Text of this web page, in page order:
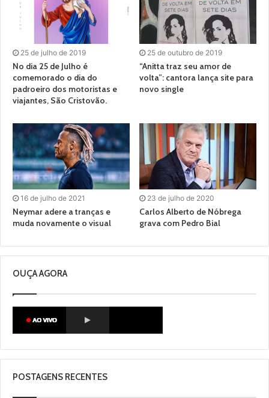
25 de julho de 2019
No dia 25 de Julho é
comemorado o dia do
padroeiro dos motoristas e
viajantes, São Cristovão.
25 de outubro de 2019
“Anitta traz seu amor de
volta”: cantora lança site para
novo single
16 de julho de 2021
Neymar adere a tranças e
muda novamente o visual
23 de julho de 2020
Carlos Alberto de Nóbrega
grava com Pedro Bial
OUÇA AGORA
POSTAGENS RECENTES